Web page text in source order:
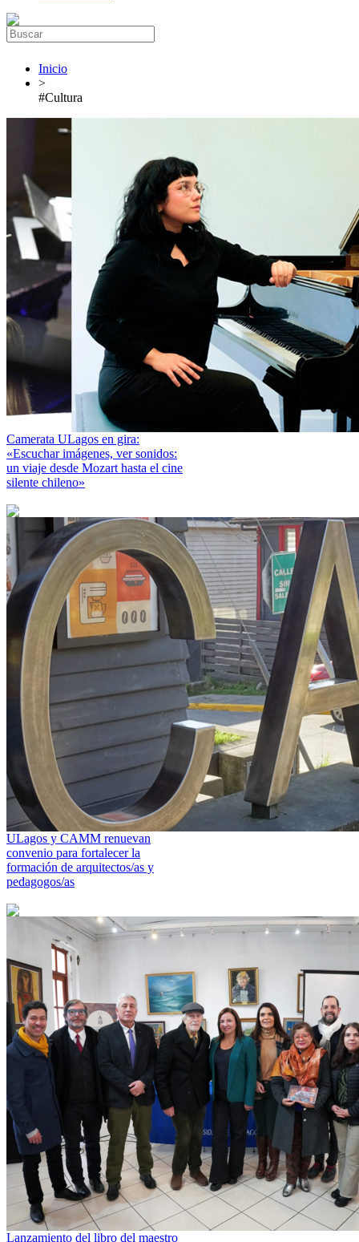
Inicio
>
#Cultura
Camerata ULagos en gira:
«Escuchar imágenes, ver sonidos:
un viaje desde Mozart hasta el cine
silente chileno»
ULagos y CAMM renuevan
convenio para fortalecer la
formación de arquitectos/as y
pedagogos/as
Lanzamiento del libro del maestro